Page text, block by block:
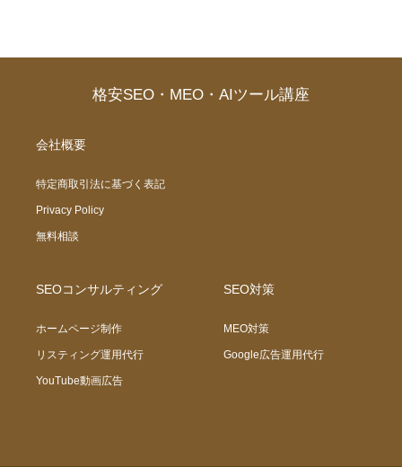
格安SEO・MEO・AIツール講座
会社概要
特定商取引法に基づく表記
Privacy Policy
無料相談
SEOコンサルティング
ホームページ制作
リスティング運用代行
YouTube動画広告
SEO対策
MEO対策
Google広告運用代行